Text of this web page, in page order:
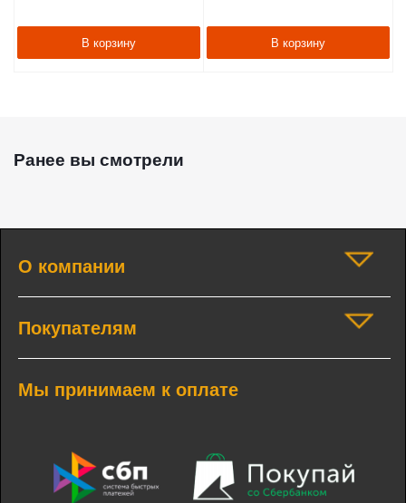
В корзину В корзину
Ранее вы смотрели
О компании
Покупателям
Мы принимаем к оплате